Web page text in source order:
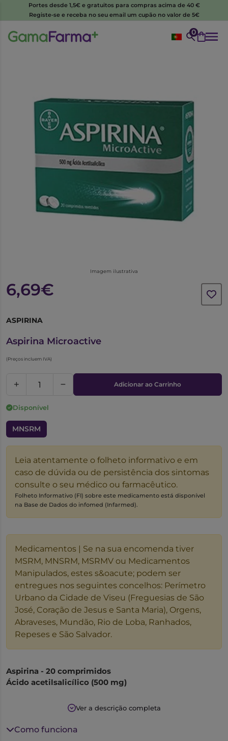
Portes desde 1,5€ e gratuitos para compras acima de 40 €
Registe-se e receba no seu email um cupão no valor de 5€
0
Imagem ilustrativa
6,69€
ASPIRINA
Aspirina Microactive
(Preços incluem IVA)
Adicionar ao Carrinho
Disponível
MNSRM
Leia atentamente o folheto informativo e em
caso de dúvida ou de persistência dos sintomas
consulte o seu médico ou farmacêutico.
Folheto Informativo (FI) sobre este medicamento está disponível
na Base de Dados do infomed (Infarmed).
Medicamentos | Se na sua encomenda tiver
MSRM, MNSRM, MSRMV ou Medicamentos
Manipulados, estes s&oacute; podem ser
entregues nos seguintes concelhos: Perímetro
Urbano da Cidade de Viseu (Freguesias de São
José, Coração de Jesus e Santa Maria), Orgens,
Abraveses, Mundão, Rio de Loba, Ranhados,
Repeses e São Salvador.
Aspirina - 20 comprimidos
Ácido acetilsalicílico (500 mg)
Aspirina Microactive é um e antifebril indicado no
tratamento de dores ligeiras a moderadas, tais como
dores de cabeça, dores de dentes, dores musculares e
dores menstruais, e de estados febris.
Ver a descrição completa
Como funciona